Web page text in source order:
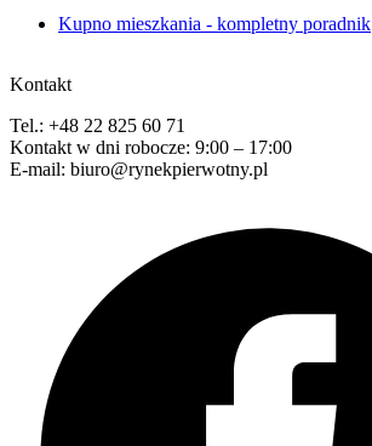
Kupno mieszkania - kompletny poradnik
Kontakt
Tel.: +48 22 825 60 71
Kontakt w dni robocze: 9:00 – 17:00
E-mail: biuro@rynekpierwotny.pl